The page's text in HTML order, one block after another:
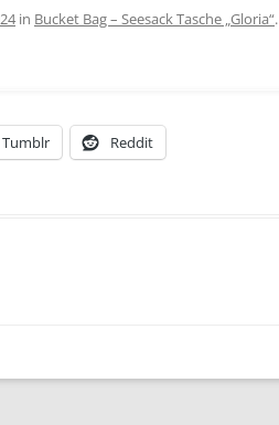
AGBS
in Bucket Bag – Seesack Tasche „Gloria“.
Tumblr Reddit